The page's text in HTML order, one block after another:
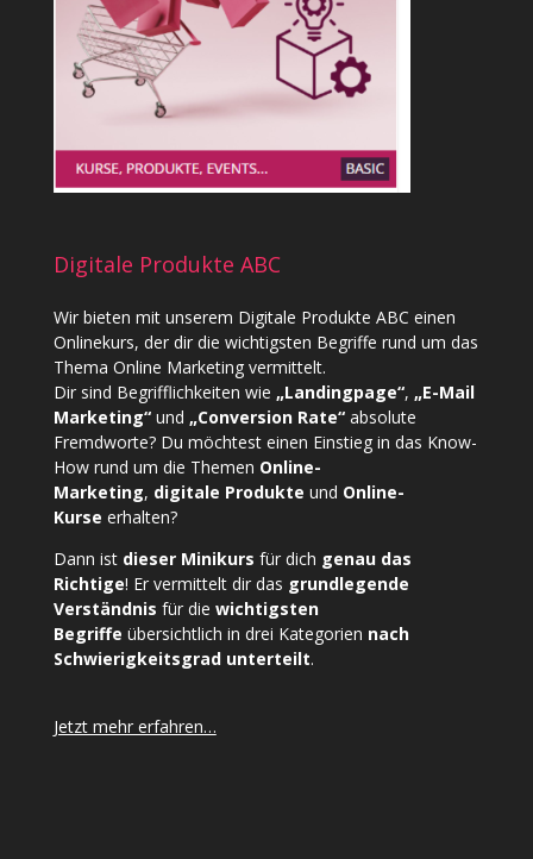
Digitale Produkte ABC
Wir bieten mit unserem Digitale Produkte ABC einen
Onlinekurs, der dir die wichtigsten Begriffe rund um das
Thema Online Marketing vermittelt.
Dir sind Begrifflichkeiten wie „Landingpage“, „E-Mail
Marketing“und „Conversion Rate“absolute
Fremdworte? Du möchtest einen Einstieg in das Know-
How rund um die Themen Online-
Marketing, digitale Produkte und Online-
Kurse erhalten?
Dann ist dieser Minikurs für dich genau das
Richtige! Er vermittelt dir das grundlegende
Verständnis für die wichtigsten
Begriffe übersichtlich in drei Kategorien nach
Schwierigkeitsgrad unterteilt.
Jetzt mehr erfahren…